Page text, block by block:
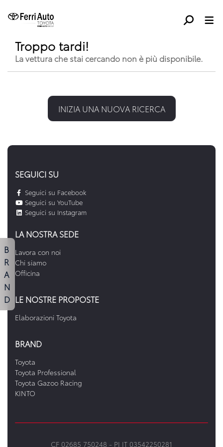
Troppo tardi!
La vettura che stai cercando non è più disponibile.
INIZIA UNA NUOVA RICERCA
SEGUICI SU
Seguici su Facebook
Seguici su YouTube
Seguici su Instagram
LA NOSTRA SEDE
Lavora con noi
Chi siamo
Officina
LE NOSTRE PROPOSTE
Elaborazioni Toyota
BRAND
Toyota
Toyota Professional
Toyota Gazoo Racing
KINTO
CF 02685 750248 - PI IT 03542250281
B
R
A
N
D